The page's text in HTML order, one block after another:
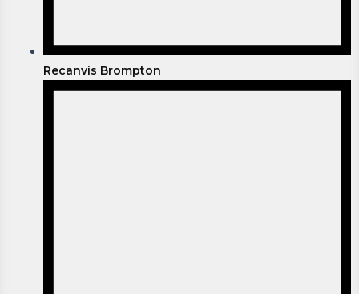
Recanvis Brompton